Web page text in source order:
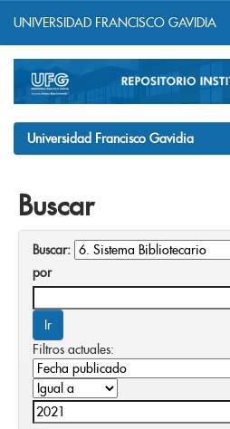
navigation
UNIVERSIDAD FRANCISCO GAVIDIA
Universidad Francisco Gavidia
Buscar
Buscar:
por
Filtros actuales: